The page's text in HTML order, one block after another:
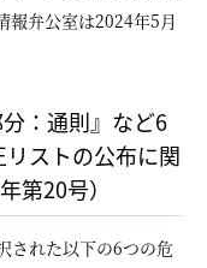
報弁公室は2024年5月
：通則』など6
ストの公布に関
第20号）
された以下の6つの危